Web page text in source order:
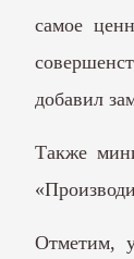
самое
добавил
Также
Отметим,